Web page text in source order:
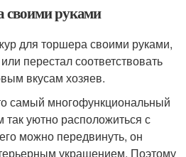
своими руками
для торшера своими руками,
перестал соответствовать
вкусам хозяев.
самый многофункциональный
так уютно расположиться с
можно передвинуть, он
украшением. Поэтому